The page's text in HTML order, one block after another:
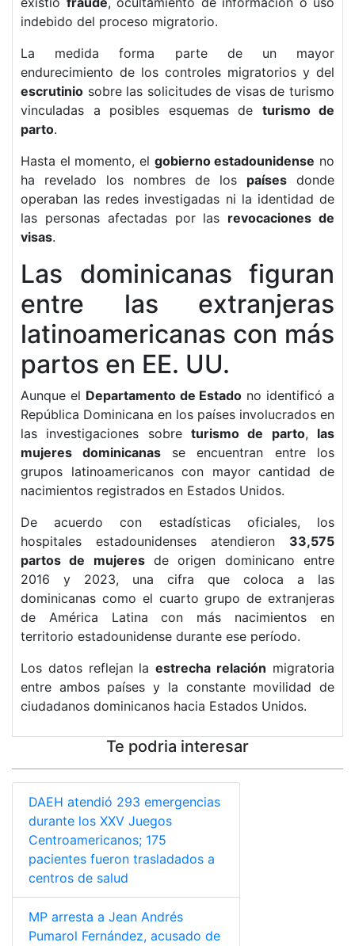
indebido del proceso migratorio.
La medida forma parte de un mayor
endurecimiento de los controles migratorios y del
escrutinio sobre las solicitudes de visas de turismo
vinculadas a posibles esquemas de turismo de
parto.
Hasta el momento, el gobierno estadounidense no
ha revelado los nombres de los países donde
operaban las redes investigadas ni la identidad de
las personas afectadas por las revocaciones de
visas.
Las dominicanas figuran
entre las extranjeras
latinoamericanas con más
partos en EE. UU.
Aunque el Departamento de Estado no identificó a
República Dominicana en los países involucrados en
las investigaciones sobre turismo de parto, las
mujeres dominicanas se encuentran entre los
grupos latinoamericanos con mayor cantidad de
nacimientos registrados en Estados Unidos.
De acuerdo con estadísticas oficiales, los
hospitales estadounidenses atendieron 33,575
partos de mujeresde origen dominicano entre
2016 y 2023, una cifra que coloca a las
dominicanas como el cuarto grupo de extranjeras
de América Latina con más nacimientos en
territorio estadounidense durante ese período.
Los datos reflejan laestrecha relación migratoria
entre ambos países y la constante movilidad de
ciudadanos dominicanos hacia Estados Unidos.
Te podria interesar
DAEH atendió 293 emergencias
durante los XXV Juegos
Centroamericanos; 175
pacientes fueron trasladados a
centros de salud
MP arresta a Jean Andrés
Pumarol Fernández, acusado de